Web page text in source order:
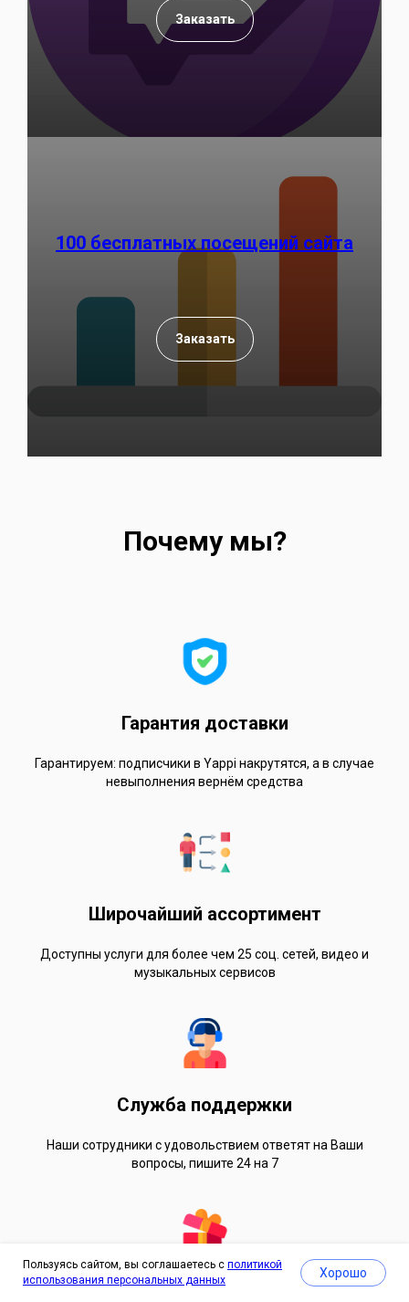
Заказать
100 бесплатных посещений сайта
Заказать
Почему мы?
Гарантия доставки
Гарантируем: подписчики в Yappi накрутятся, а в случае
невыполнения вернём средства
Широчайший ассортимент
Доступны услуги для более чем 25 соц. сетей, видео и
музыкальных сервисов
Служба поддержки
Наши сотрудники с удовольствием ответят на Ваши
вопросы, пишите 24 на 7
Пользуясь сайтом, вы соглашаетесь с политикой
использования персональных данных
Хорошо